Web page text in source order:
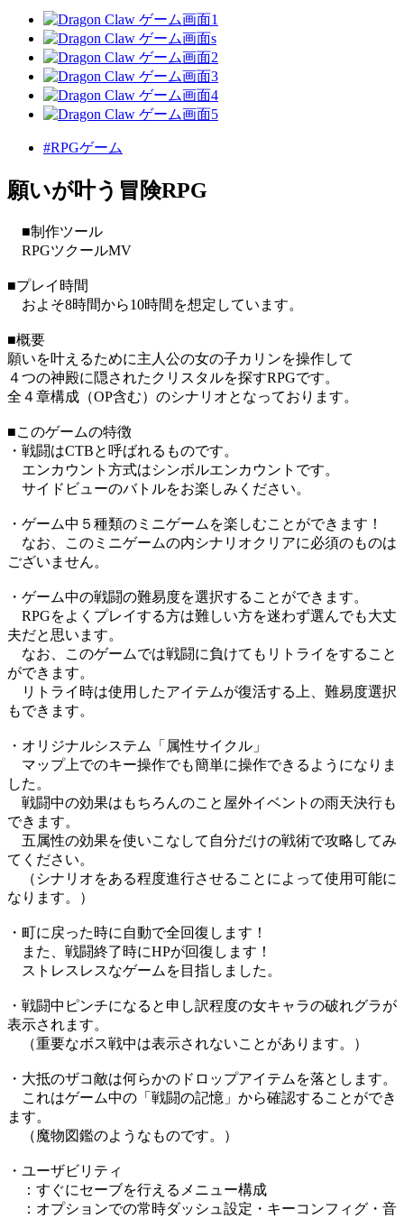
#RPGゲーム
願いが叶う冒険RPG
■制作ツール
RPGツクールMV
■プレイ時間
およそ8時間から10時間を想定しています。
■概要
願いを叶えるために主人公の女の子カリンを操作して
４つの神殿に隠されたクリスタルを探すRPGです。
全４章構成（OP含む）のシナリオとなっております。
■このゲームの特徴
・戦闘はCTBと呼ばれるものです。
エンカウント方式はシンボルエンカウントです。
サイドビューのバトルをお楽しみください。
・ゲーム中５種類のミニゲームを楽しむことができます！
なお、このミニゲームの内シナリオクリアに必須のものは
ございません。
・ゲーム中の戦闘の難易度を選択することができます。
RPGをよくプレイする方は難しい方を迷わず選んでも大丈
夫だと思います。
なお、このゲームでは戦闘に負けてもリトライをすること
ができます。
リトライ時は使用したアイテムが復活する上、難易度選択
もできます。
・オリジナルシステム「属性サイクル」
マップ上でのキー操作でも簡単に操作できるようになりま
した。
戦闘中の効果はもちろんのこと屋外イベントの雨天決行も
できます。
五属性の効果を使いこなして自分だけの戦術で攻略してみ
てください。
（シナリオをある程度進行させることによって使用可能に
なります。）
・町に戻った時に自動で全回復します！
また、戦闘終了時にHPが回復します！
ストレスレスなゲームを目指しました。
・戦闘中ピンチになると申し訳程度の女キャラの破れグラが
表示されます。
（重要なボス戦中は表示されないことがあります。）
・大抵のザコ敵は何らかのドロップアイテムを落とします。
これはゲーム中の「戦闘の記憶」から確認することができ
ます。
（魔物図鑑のようなものです。）
・ユーザビリティ
：すぐにセーブを行えるメニュー構成
：オプションでの常時ダッシュ設定・キーコンフィグ・音